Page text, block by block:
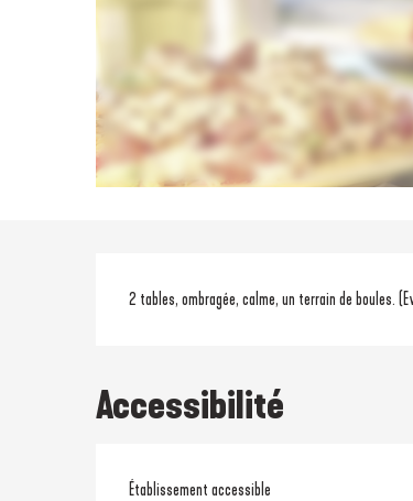
Description
2 tables, ombragée, calme, un terrain de boules.
Accessibilité
Établissement accessible